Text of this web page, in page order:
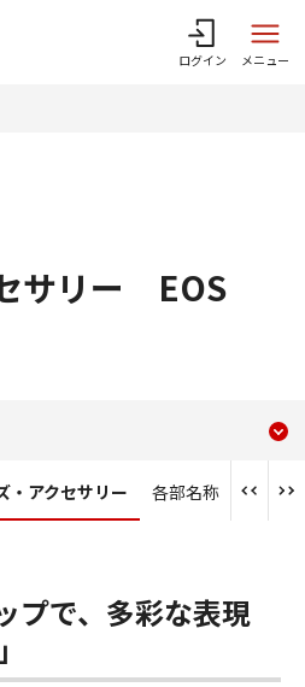
ログイン メニュー
サリー EOS
レンズ・アクセサリー
・アクセサリー 各部名称
プで、多彩な表現